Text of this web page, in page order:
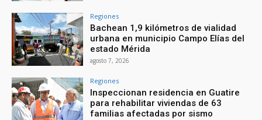
Regiones
Bachean 1,9 kilómetros de vialidad
urbana en municipio Campo Elías del
estado Mérida
agosto 7, 2026
Regiones
Inspeccionan residencia en Guatire
para rehabilitar viviendas de 63
familias afectadas por sismo